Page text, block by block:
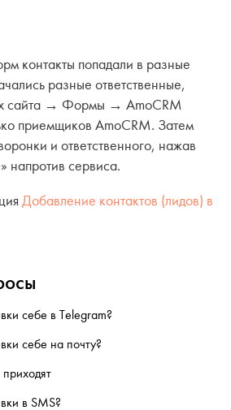
контакты попадали в разные
разные ответственные,
сайта → Формы → AmoCRM
приемщиков AmoCRM. Затем
и ответственного, нажав
напротив сервиса.
Добавление контактов (лидов) в
себе в Telegram?
себе на почту?
в SMS?